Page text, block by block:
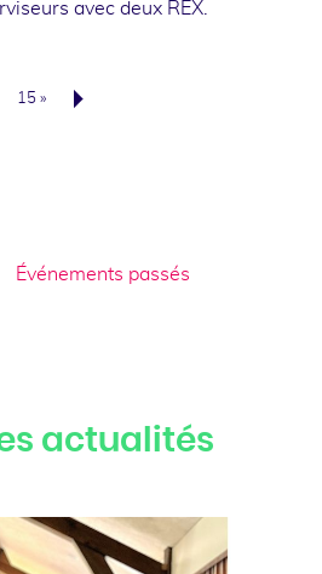
avec deux REX.
15 »
Événements passés
actualités